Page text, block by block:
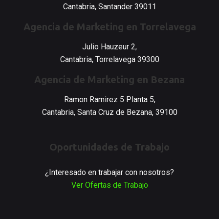
Cantabria, Santander 39011
Agencia de Marketing en Torrelavega
Julio Hauzeur 2,
Cantabria, Torrelavega 39300
Agencia de Marketing en Bezana
Ramon Ramirez 5 Planta 5,
Cantabria, Santa Cruz de Bezana, 39100
Oportunidades de Trabajo
¿Interesado en trabajar con nosotros?
Ver Ofertas de Trabajo